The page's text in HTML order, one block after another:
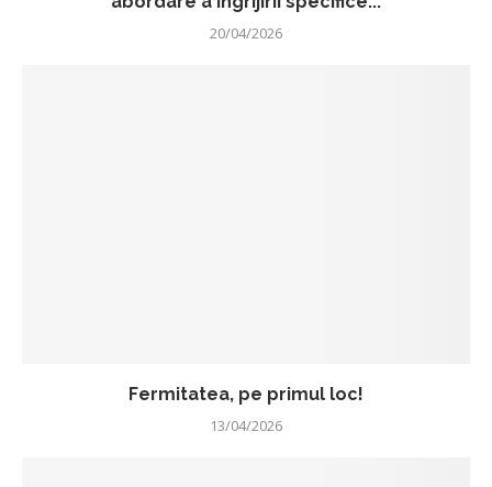
20/04/2026
Fermitatea, pe primul loc!
13/04/2026